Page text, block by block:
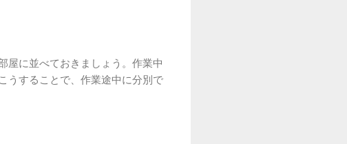
屋に並べておきましょう。作業中
うすることで、作業途中に分別で